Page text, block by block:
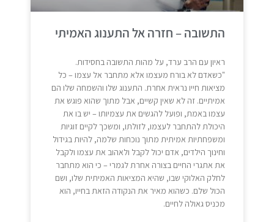
התשובה – חזרה אל התענוג האמיתי
ראיון עם הרב ערד, על מהות התשובה בחסידות.
"כשאדם לא בורח מעצמו אלא מתחבר אל עצמו – כל
מציאות חייו נראית אחרת. התענוג שלו והשמחה שלו הם
אמיתיים. זה לא שאין קשיים, אבל מתוך שהוא פוגש את
עצמו באמת, ופועל להגשים את עצמיותו – יש בו את
היכולת להתחבר לעצמו, לזולתו, ומשכך לקיים זוגיות
ומשפחתיות אמיתית מתוך נוכחות שלמה, להיות בגידול
וחינוך הילדים, אדם יכול לקבל ולאהוב את עצמו ולקבל
את אתגרי החיים בצורה אחרת לגמרי – כי הוא מתחבר
לחלק האלוקי שבו, שהיא המציאות האמיתית שלו, ושם
הכול שלם. כשהוא מאיר את הנקודה הזאת בחייו, הוא
מכניס גאולה לחיים.